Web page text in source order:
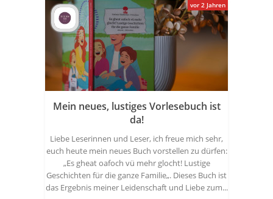
Mein neues, lustiges Vorlesebuch ist
da!
Liebe Leserinnen und Leser, ich freue mich sehr,
euch heute mein neues Buch vorstellen zu dürfen:
„Es gheat oafoch vü mehr glocht! Lustige
Geschichten für die ganze Familie„. Dieses Buch ist
das Ergebnis meiner Leidenschaft und Liebe zum...
vor 2 Jahren